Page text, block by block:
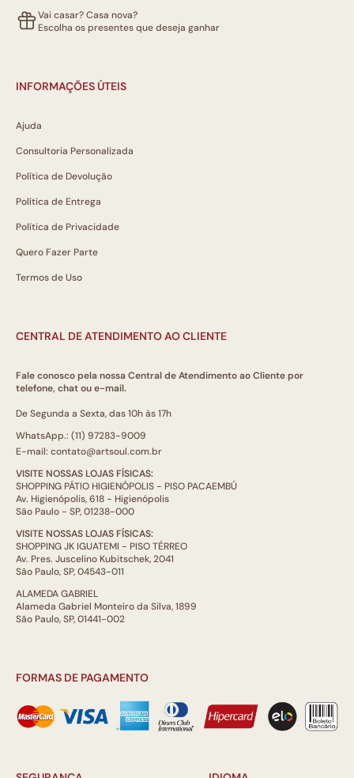
Vai casar? Casa nova?
Escolha os presentes que deseja ganhar
INFORMAÇÕES ÚTEIS
Ajuda
Consultoria Personalizada
Política de Devolução
Política de Entrega
Política de Privacidade
Quero Fazer Parte
Termos de Uso
CENTRAL DE ATENDIMENTO AO CLIENTE
Fale conosco pela nossa Central de Atendimento ao Cliente por
telefone, chat ou e-mail.
De Segunda a Sexta, das 10h às 17h
WhatsApp.: (11) 97283-9009
E-mail: contato@artsoul.com.br
VISITE NOSSAS LOJAS FÍSICAS:
SHOPPING PÁTIO HIGIENÓPOLIS - PISO PACAEMBÚ
Av. Higienópolis, 618 - Higienópolis
São Paulo - SP, 01238-000
VISITE NOSSAS LOJAS FÍSICAS:
SHOPPING JK IGUATEMI - PISO TÉRREO
Av. Pres. Juscelino Kubitschek, 2041
São Paulo, SP, 04543-011
ALAMEDA GABRIEL
Alameda Gabriel Monteiro da Silva, 1899
São Paulo, SP, 01441-002
FORMAS DE PAGAMENTO